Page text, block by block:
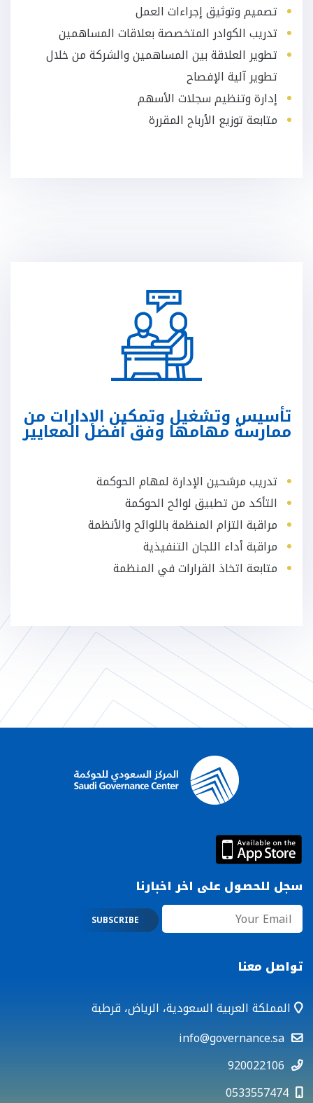
تصميم وتوثيق إجراءات العمل
تدريب الكوادر المتخصصة بعلاقات المساهمين
تطوير العلاقة بين المساهمين والشركة من خلال
تطوير آلية الإفصاح
إدارة وتنظيم سجلات الأسهم
متابعة توزيع الأرباح المقررة
تأسيس وتشغيل وتمكين الإدارات من
ممارسة مهامها وفق أفضل المعايير
تدريب مرشحين الإدارة لمهام الحوكمة
التأكد من تطبيق لوائح الحوكمة
مراقبة التزام المنظمة باللوائح والأنظمة
مراقبة أداء اللجان التنفيذية
متابعة اتخاذ القرارات في المنظمة
سجل للحصول على اخر اخبارنا
تواصل معنا
المملكة العربية السعودية، الرياض، قرطبة
info@governance.sa
920022106
0533557474